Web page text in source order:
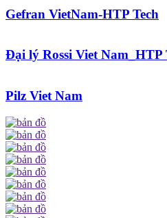
Gefran VietNam-HTP Tech
Đại lý Rossi Viet Nam_HTP
Pilz Viet Nam